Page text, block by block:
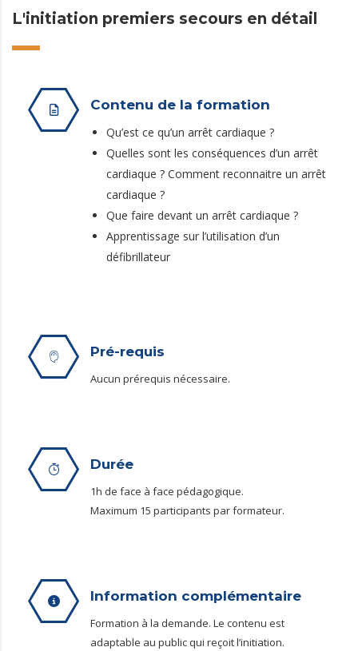
L'initiation premiers secours en détail
Contenu de la formation
Qu’est ce qu’un arrêt cardiaque ?
Quelles sont les conséquences d’un arrêt
cardiaque ? Comment reconnaitre un arrêt
cardiaque ?
Que faire devant un arrêt cardiaque ?
Apprentissage sur l’utilisation d’un
défibrillateur
Pré-requis
Aucun prérequis nécessaire.
Durée
1h de face à face pédagogique.
Maximum 15 participants par formateur.
Information complémentaire
Formation à la demande. Le contenu est
adaptable au public qui reçoit l’initiation.